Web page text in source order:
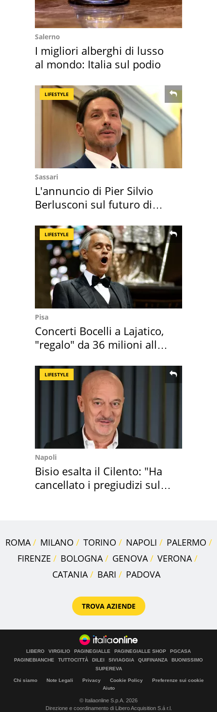
Salerno
I migliori alberghi di lusso
al mondo: Italia sul podio
LIFESTYLE
Sassari
L'annuncio di Pier Silvio
Berlusconi sul futuro di
LIFESTYLE
Pisa
Concerti Bocelli a Lajatico,
"regalo" da 36 milioni alla
LIFESTYLE
Napoli
Bisio esalta il Cilento: "Ha
cancellato i pregiudizi sul
ROMA MILANO TORINO NAPOLI
PALERMO
FIRENZE
BOLOGNA GENOVA
VERONA
CATANIA
BARI PADOVA
TROVA AZIENDE
LIBERO VIRGILIO PAGINEGIALLE PAGINEGIALLE SHOP
PGCASA
PAGINEBIANCHE
TUTTOCITTÀ DILEI SIVIAGGIA QUIFINANZA
BUONISSIMO
SUPEREVA
Chi siamo Note Legali Privacy Cookie Policy
Preferenze sui cookie
Aiuto
© Italiaonline S.p.A. 2026
Direzione e coordinamento di Libero Acquisition S.á r.l.